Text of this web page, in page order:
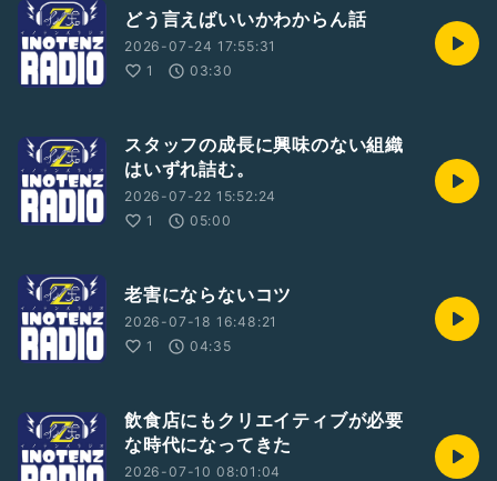
どう言えばいいかわからん話
2026-07-24 17:55:31
1
03:30
スタッフの成長に興味のない組織
はいずれ詰む。
2026-07-22 15:52:24
1
05:00
老害にならないコツ
2026-07-18 16:48:21
1
04:35
飲食店にもクリエイティブが必要
な時代になってきた
2026-07-10 08:01:04